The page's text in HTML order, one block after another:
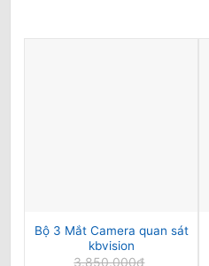
Bộ 3 Mắt Camera quan sát
kbvision
3.850.000₫